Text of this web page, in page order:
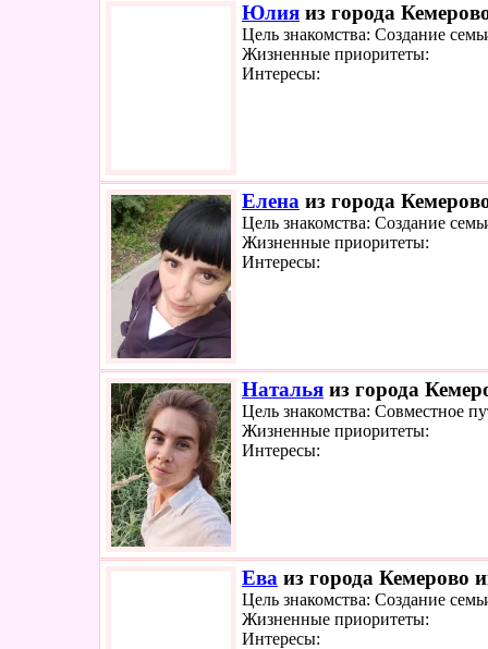
Юлия из города
Цель знакомства: Создание
Жизненные приоритеты:
Интересы:
Елена из города
Цель знакомства: Создание
Жизненные приоритеты:
Интересы:
Наталья из города
Цель знакомства: Совместное
Жизненные приоритеты:
Интересы:
Ева из города Кемерово
Цель знакомства: Создание
Жизненные приоритеты:
Интересы: